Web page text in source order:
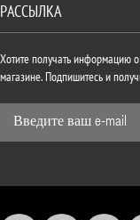
РАССЫЛКА
Хотите получать информацию
магазине. Подпишитесь и